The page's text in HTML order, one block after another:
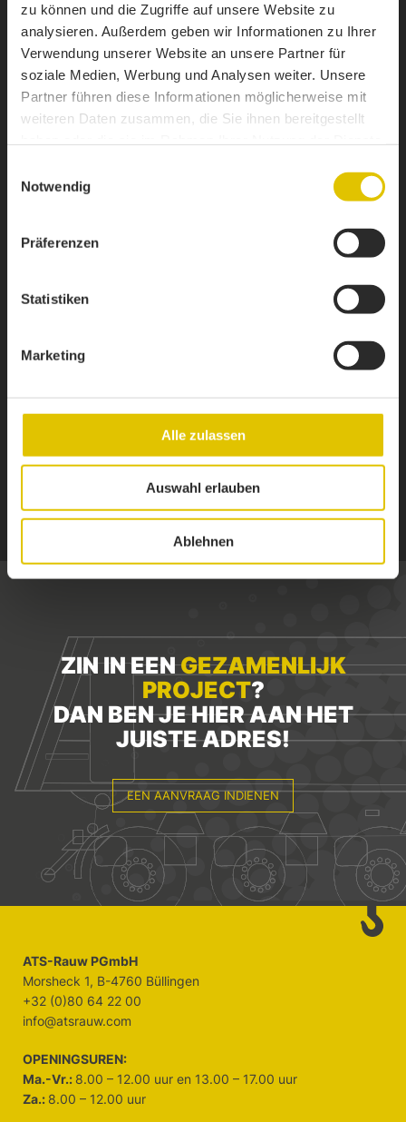
zu können und die Zugriffe auf unsere Website zu
analysieren. Außerdem geben wir Informationen zu Ihrer
Verwendung unserer Website an unsere Partner für
soziale Medien, Werbung und Analysen weiter. Unsere
Partner führen diese Informationen möglicherweise mit
weiteren Daten zusammen, die Sie ihnen bereitgestellt
Notwendig
Präferenzen
Statistiken
Marketing
Alle zulassen
Auswahl erlauben
Ablehnen
1 / 9
NAAR DE WEBSITE VAN PALFINGER
ZIN IN EENGEZAMENLIJK
PROJECT?
DAN BEN JE HIER AAN HET
JUISTE ADRES!
EEN AANVRAAG INDIENEN
ATS-Rauw PGmbH
Morsheck 1, B-4760 Büllingen
+32 (0)80 64 22 00
info@atsrauw.com
OPENINGSUREN:
Ma.-Vr.: 8.00 – 12.00 uur en 13.00 – 17.00 uur
Za.: 8.00 – 12.00 uur